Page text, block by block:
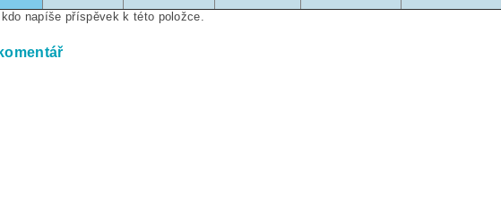
napíše příspěvek k této položce.